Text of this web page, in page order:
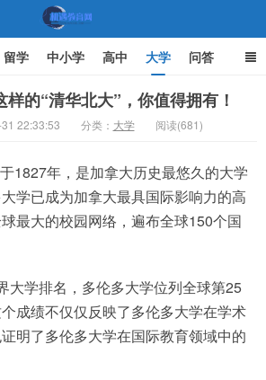
留学 中小学 高中 大学 问答
的“清华北大”，你值得拥有！
22:33:53 分类： 大学 阅读(681)
1827年，是加拿大历史最悠久的大学
学已成为加拿大最具国际影响力的高
最大的校园网络，遍布全球150个国
大学排名，多伦多大学位列全球第25
成绩不仅仅反映了多伦多大学在学术
明了多伦多大学在国际教育领域中的